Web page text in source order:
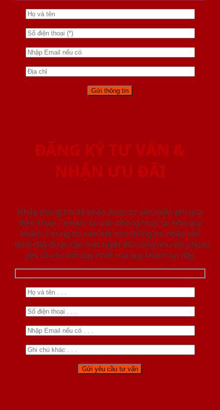
ĐĂNG KÝ TƯ VẤN &
NHẬN ƯU ĐÃI
Nhập thông tin để nhận được tư vấn miễn phí qua
điện thoại / email/ tại văn phòng hoặc tại nhà quý
khách. Chúng tôi cam kết mọi thông tin nhập vào
dưới đây được bảo mật tuyệt đối cũng như chỉ phục vụ
yêu cầu tư vấn duy nhất của quý khách tại đây.